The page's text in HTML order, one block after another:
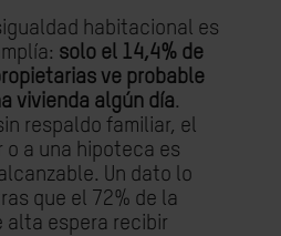
habitacional es
solo el 14,4% de
ve probable
vivienda algún día.
respaldo familiar, el
a una hipoteca es
Un dato lo
que el 72% de la
alta espera recibir